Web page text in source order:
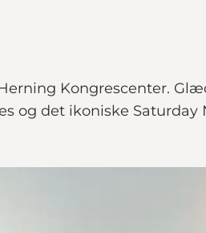
Kongrescenter.
og det ikoniske Saturday